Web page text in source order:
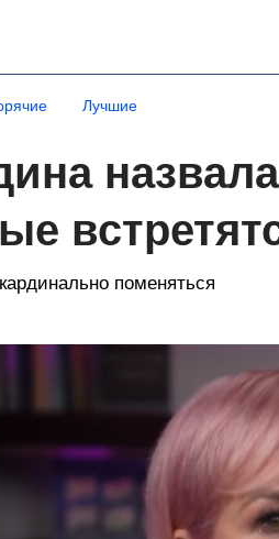
Лучшие
поменяться